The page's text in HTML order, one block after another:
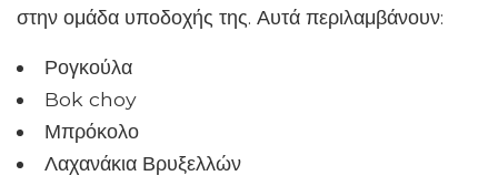
στην ομάδα υποδοχής της. Αυτά περιλαμβάνουν:
Ρογκούλα
Bok choy
Μπρόκολο
Λαχανάκια Βρυξελλών